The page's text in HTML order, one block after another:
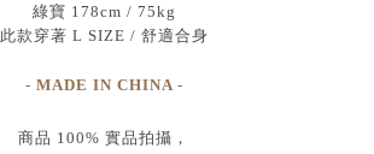
綠寶 178cm / 75kg
此款穿著 L SIZE / 舒適合身
- MADE IN CHINA -
商品 100% 實品拍攝 ，